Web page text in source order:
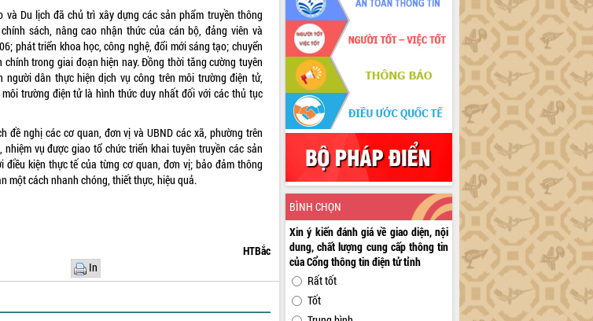
và Du lịch đã chủ trì xây dựng các sản phẩm truyền thông
sách, nâng cao nhận thức của cán bộ, đảng viên và
phát triển khoa học, công nghệ, đổi mới sáng tạo; chuyển
trong giai đoạn hiện nay. Đồng thời tăng cường tuyên
người dân thực hiện dịch vụ công trên môi trường điện tử,
trường điện tử là hình thức duy nhất đối với các thủ tục
đề nghị các cơ quan, đơn vị và UBND các xã, phường trên
vụ được giao tổ chức triển khai tuyên truyền các sản
điều kiện thực tế của từng cơ quan, đơn vị; bảo đảm thông
một cách nhanh chóng, thiết thực, hiệu quả.
HTBắc
In
BÌNH CHỌN
Xin ý kiến đánh giá về giao diện, nội
dung, chất lượng cung cấp thông tin
của Cổng thông tin điện tử tỉnh
Rất tốt
Tốt